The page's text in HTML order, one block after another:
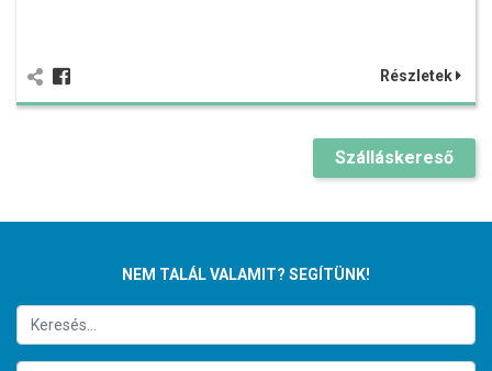
Részletek
Szálláskereső
NEM TALÁL VALAMIT? SEGÍTÜNK!